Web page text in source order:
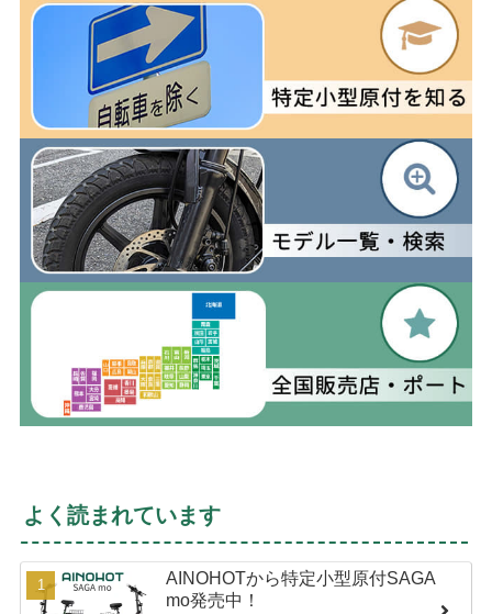
よく読まれています
AINOHOTから特定小型原付SAGA
mo発売中！